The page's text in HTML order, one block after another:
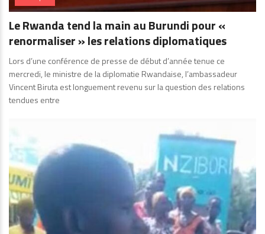
Le Rwanda tend la main au Burundi pour «
renormaliser » les relations diplomatiques
Lors d’une conférence de presse de début d’année tenue ce
mercredi, le ministre de la diplomatie Rwandaise, l’ambassadeur
Vincent Biruta est longuement revenu sur la question des relations
tendues entre